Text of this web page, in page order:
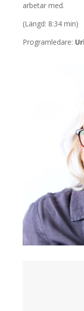
arbetar med.
(Längd: 8:34 min)
Programledare: